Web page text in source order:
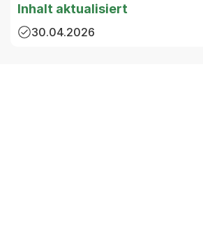
Inhalt aktualisiert
30.04.2026